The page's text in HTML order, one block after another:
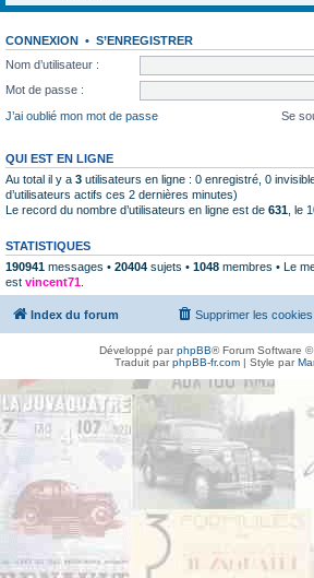
CONNEXION • S’ENREGISTRER
Nom d’utilisateur :
Mot de passe :
J’ai oublié mon mot de passe
Se
QUI EST EN LIGNE
Au total il y a 3 utilisateurs en ligne : 0 enregistré, 0
d’utilisateurs actifs ces 2 dernières minutes)
Le record du nombre d’utilisateurs en ligne est de 631 , le
STATISTIQUES
190941 messages • 20404 sujets • 1048 membres • Le
est vincent71
Index du forum Supprimer les cookies
Développé parphpBB® Forum Software
Traduit parphpBB-fr.com| Style par